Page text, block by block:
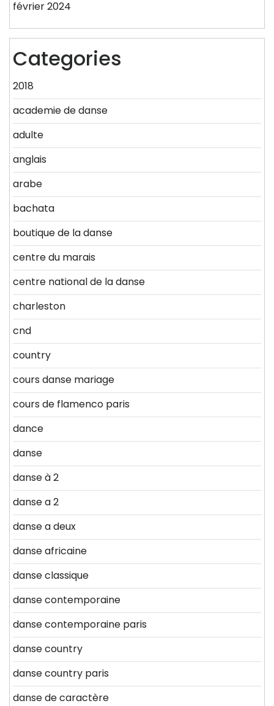
février 2024
Categories
2018
academie de danse
adulte
anglais
arabe
bachata
boutique de la danse
centre du marais
centre national de la danse
charleston
cnd
country
cours danse mariage
cours de flamenco paris
dance
danse
danse à 2
danse a 2
danse a deux
danse africaine
danse classique
danse contemporaine
danse contemporaine paris
danse country
danse country paris
danse de caractère